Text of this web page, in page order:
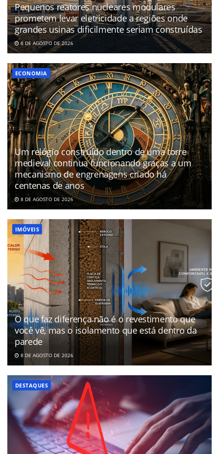
Pequenos reatores nucleares modulares
prometem levar eletricidade a regiões onde
grandes usinas dificilmente seriam construídas
8 DE AGOSTO DE 2026
ECONOMIA
Um relógio construído dentro de uma torre
medieval continua funcionando graças a um
mecanismo de engrenagens criado há
centenas de anos
8 DE AGOSTO DE 2026
IMÓVEIS
O que faz diferença não é o revestimento que
você vê, mas o isolamento que está dentro da
parede
8 DE AGOSTO DE 2026
DESTAQUES